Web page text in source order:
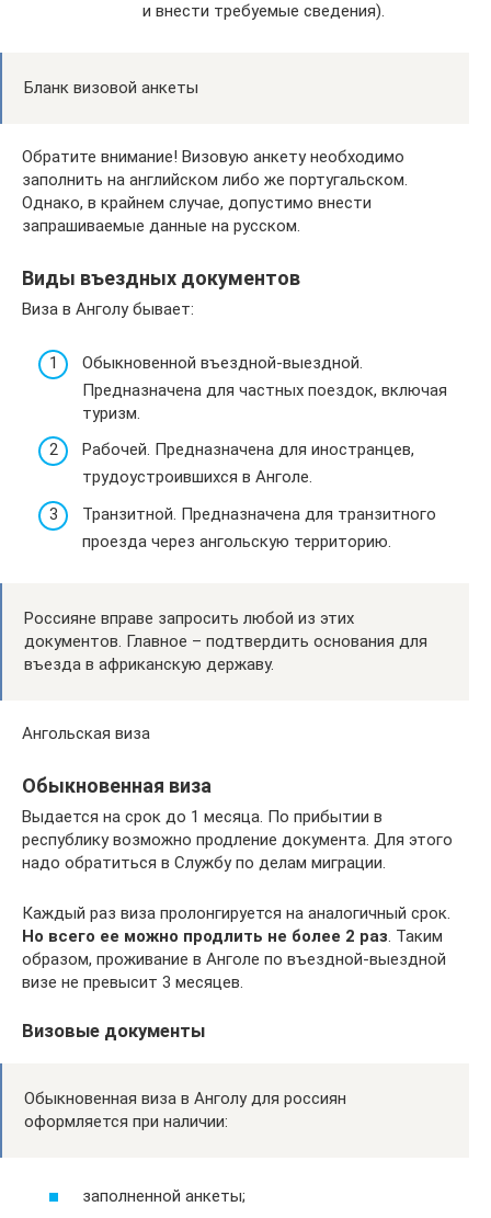
и внести требуемые сведения).
Бланк визовой анкеты
Обратите внимание! Визовую анкету необходимо
заполнить на английском либо же португальском.
Однако, в крайнем случае, допустимо внести
запрашиваемые данные на русском.
Виды въездных документов
Виза в Анголу бывает:
Обыкновенной въездной-выездной.
Предназначена для частных поездок, включая
туризм.
Рабочей. Предназначена для иностранцев,
трудоустроившихся в Анголе.
Транзитной. Предназначена для транзитного
проезда через ангольскую территорию.
Россияне вправе запросить любой из этих
документов. Главное – подтвердить основания для
въезда в африканскую державу.
Ангольская виза
Обыкновенная виза
Выдается на срок до 1 месяца. По прибытии в
республику возможно продление документа. Для этого
надо обратиться в Службу по делам миграции.
Каждый раз виза пролонгируется на аналогичный срок.
Но всего ее можно продлить не более 2 раз. Таким
образом, проживание в Анголе по въездной-выездной
визе не превысит 3 месяцев.
Визовые документы
Обыкновенная виза в Анголу для россиян
оформляется при наличии:
заполненной анкеты;